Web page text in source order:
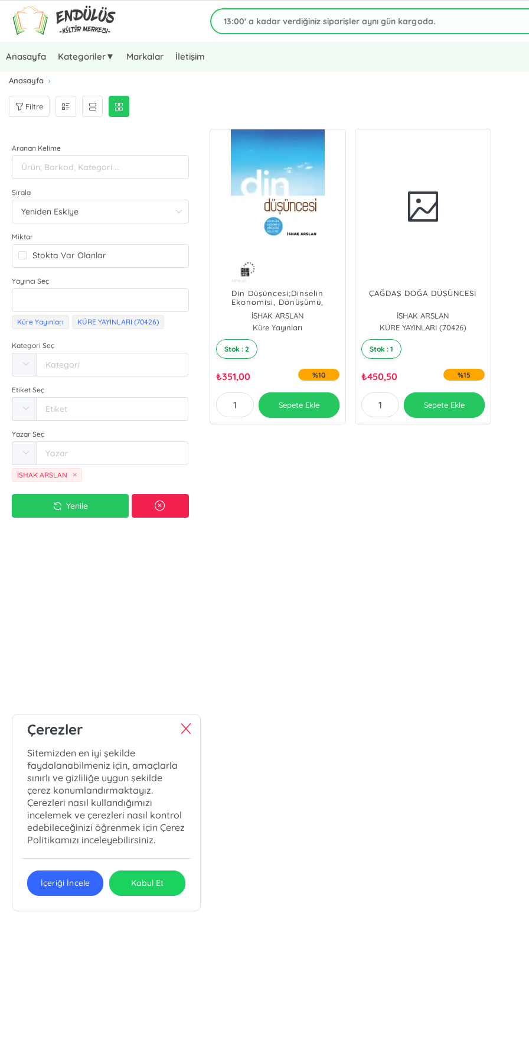
Anasayfa Kategoriler▼ Markalar İletişim
Anasayfa
Filtre
Aranan Kelime
Sırala
Miktar
Stokta Var Olanlar
Yayıncı Seç
Küre Yayınları KÜRE YAYINLARI (70426)
Kategori Seç
Etiket Seç
Yazar Seç
İSHAK ARSLAN
Yenile
Din Düşüncesi;Dinselin
Ekonomisi, Dönüşümü,
Geleceği
İSHAK ARSLAN
Küre Yayınları
Stok : 2
₺351,00 %10
Sepete Ekle
ÇAĞDAŞ DOĞA DÜŞÜNCESİ
İSHAK ARSLAN
KÜRE YAYINLARI (70426)
Stok : 1
₺450,50 %15
Sepete Ekle
Çerezler
Sitemizden en iyi şekilde
faydalanabilmeniz için, amaçlarla
sınırlı ve gizliliğe uygun şekilde
çerez konumlandırmaktayız.
Çerezleri nasıl kullandığımızı
incelemek ve çerezleri nasıl kontrol
edebileceğinizi öğrenmek için Çerez
Politikamızı inceleyebilirsiniz.
İçeriği İncele Kabul Et